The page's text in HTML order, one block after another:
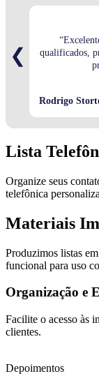
❮
qualificados,
Rodrigo
Lista
Organize seus
telefônica
Materiais
Produzimos listas
funcional para uso
Organização e
Facilite o acesso às
clientes.
Depoimentos